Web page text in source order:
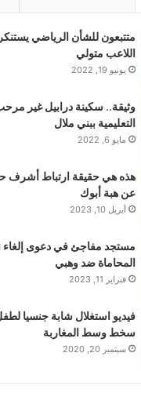
متتبعون للشأن الرياضي
اللاعب متولي
يونيو 19, 2022
وثيقة.. سكينة درابيل غير
التعليمية ببني ملال
مايو 6, 2022
هذه هي حقيقة ارتباط أشرف
عن هبة أبوك
أبريل 10, 2023
مستجد مفاجئ في دعوى إلغاء
المحاماة ضد وهبي
فبراير 11, 2023
فيديو استغلال شابة جنسيا
سخط وسط المغاربة
سبتمبر 20, 2020